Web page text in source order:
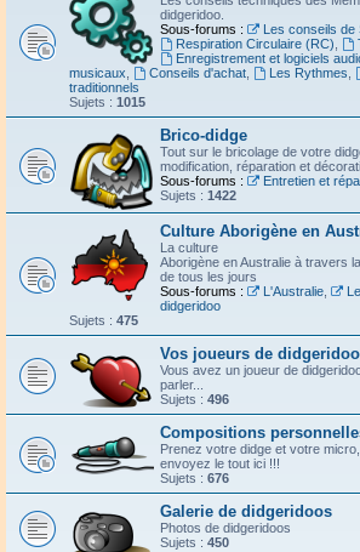
didgeridoo.
Sous-forums :
Les conseils de
Respiration Circulaire (RC)
Enregistrement et logiciels
musicaux
Conseils d'achat, Les Rythmes
traditionnels
Sujets : 1015
Brico-didge
Tout sur le bricolage de votre
modification, réparation et
Sous-forums :
Entretien et
Sujets : 1422
Culture Aborigène en
La culture
Aborigène en Australie à travers
de tous les jours
Sous-forums :
L'Australie,
didgeridoo
Sujets : 475
Vos joueurs de
Vous avez un joueur de
parler...
Sujets : 496
Compositions
Prenez votre didge et votre
envoyez le tout ici !!!
Sujets : 676
Galerie de didgeridoos
Photos de didgeridoos
Sujets : 450